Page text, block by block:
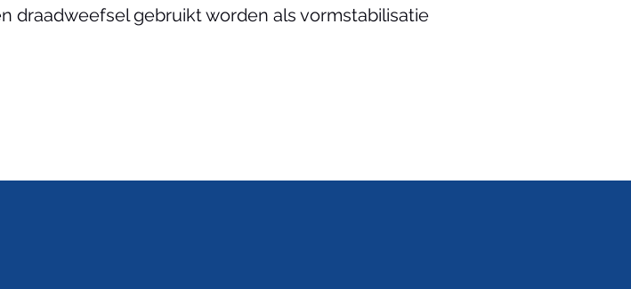
draadweefsel gebruikt worden als vormstabilisatie